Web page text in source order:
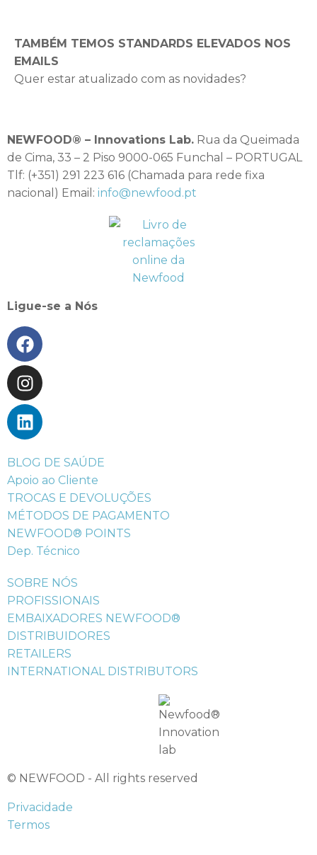
TAMBÉM TEMOS STANDARDS ELEVADOS NOS
EMAILS
Quer estar atualizado com as novidades?
NEWFOOD® – Innovations Lab. Rua da Queimada
de Cima, 33 – 2 Piso 9000-065 Funchal – PORTUGAL
Tlf: (+351) 291 223 616 (Chamada para rede fixa
nacional) Email: info@newfood.pt
Ligue-se a Nós
BLOG DE SAÚDE
Apoio ao Cliente
TROCAS E DEVOLUÇÕES
MÉTODOS DE PAGAMENTO
NEWFOOD® POINTS
Dep. Técnico
SOBRE NÓS
PROFISSIONAIS
EMBAIXADORES NEWFOOD®
DISTRIBUIDORES
RETAILERS
INTERNATIONAL DISTRIBUTORS
© NEWFOOD - All rights reserved
Privacidade
Termos